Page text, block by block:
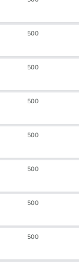
500
500
500
500
500
500
500